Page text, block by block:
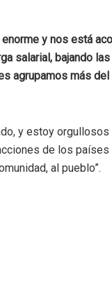
y nos está
salarial, bajando
agrupamos más
y estoy
de los
al pueblo”.